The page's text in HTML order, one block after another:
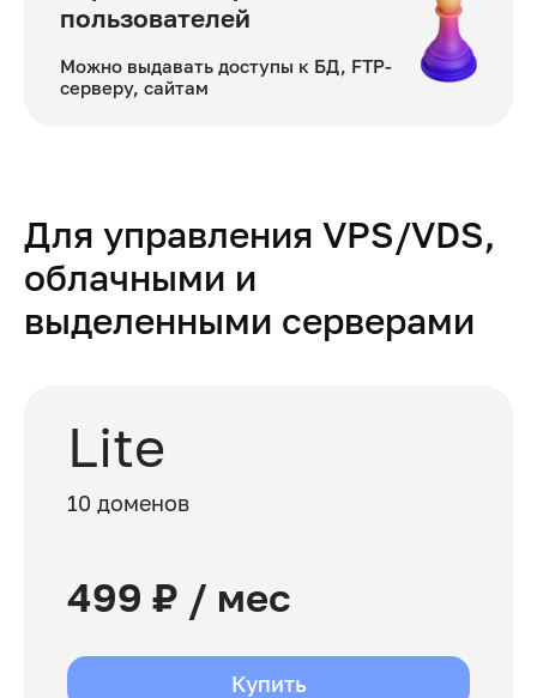
пользователей
Можно выдавать доступы к БД, FTP-
серверу, сайтам
Для управления VPS/VDS,
облачными и
выделенными серверами
Lite
10 доменов
499 ₽ / мес
Купить